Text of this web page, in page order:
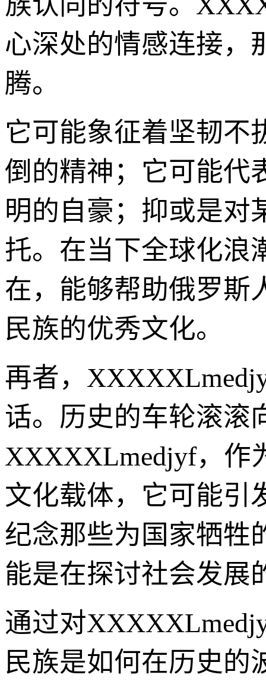
心深处的情感连接，
腾。
它可能象征着坚韧不
倒的精神；它可能代
明的自豪；抑或是对
托。在当下全球化浪
在，能够帮助俄罗斯
民族的优秀文化。
再者，
话。历史的车轮滚滚
XXXXXLmedjyf，作
文化载体，它可能引
纪念那些为国家牺牲
能是在探讨社会发展
通过对
民族是如何在历史的